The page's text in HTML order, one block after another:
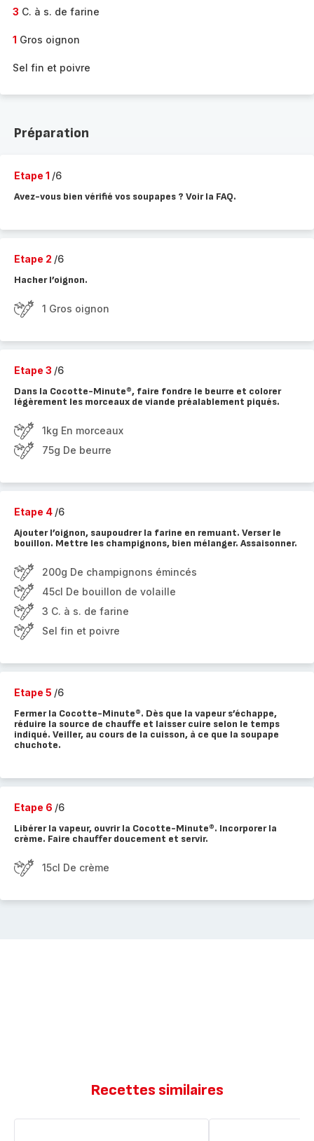
3 C. à s. de farine
1 Gros oignon
Sel fin et poivre
Préparation
Etape 1 /6
Avez-vous bien vérifié vos soupapes ? Voir la FAQ.
Etape 2 /6
Hacher l’oignon.
1 Gros oignon
Etape 3 /6
Dans la Cocotte-Minute®, faire fondre le beurre et colorer
légèrement les morceaux de viande préalablement piqués.
1kg En morceaux
75g De beurre
Etape 4 /6
Ajouter l’oignon, saupoudrer la farine en remuant. Verser le
bouillon. Mettre les champignons, bien mélanger. Assaisonner.
200g De champignons émincés
45cl De bouillon de volaille
3 C. à s. de farine
Sel fin et poivre
Etape 5 /6
Fermer la Cocotte-Minute®. Dès que la vapeur s’échappe,
réduire la source de chauffe et laisser cuire selon le temps
indiqué. Veiller, au cours de la cuisson, à ce que la soupape
chuchote.
Etape 6 /6
Libérer la vapeur, ouvrir la Cocotte-Minute®. Incorporer la
crème. Faire chauffer doucement et servir.
15cl De crème
Recettes similaires